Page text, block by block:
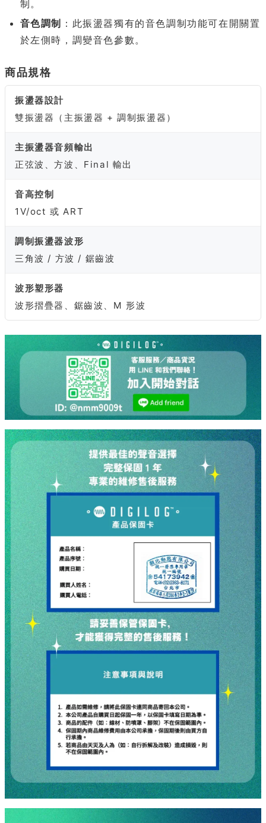
制。
音色調制 ：此振盪器獨有的音色調制功能可在開關置
於左側時，調變音色參數。
商品規格
振盪器設計
雙振盪器（主振盪器 + 調制振盪器）
主振盪器音頻輸出
正弦波、方波、Final 輸出
音高控制
1V/oct 或 ART
調制振盪器波形
三角波 / 方波 / 鋸齒波
波形塑形器
波形摺疊器、鋸齒波、M 形波